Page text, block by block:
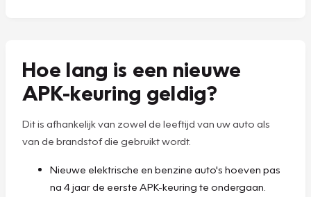
Hoe lang is een nieuwe
APK-keuring geldig?
Dit is afhankelijk van zowel de leeftijd van uw auto als
van de brandstof die gebruikt wordt.
Nieuwe elektrische en benzine auto's hoeven pas
na 4 jaar de eerste APK-keuring te ondergaan.